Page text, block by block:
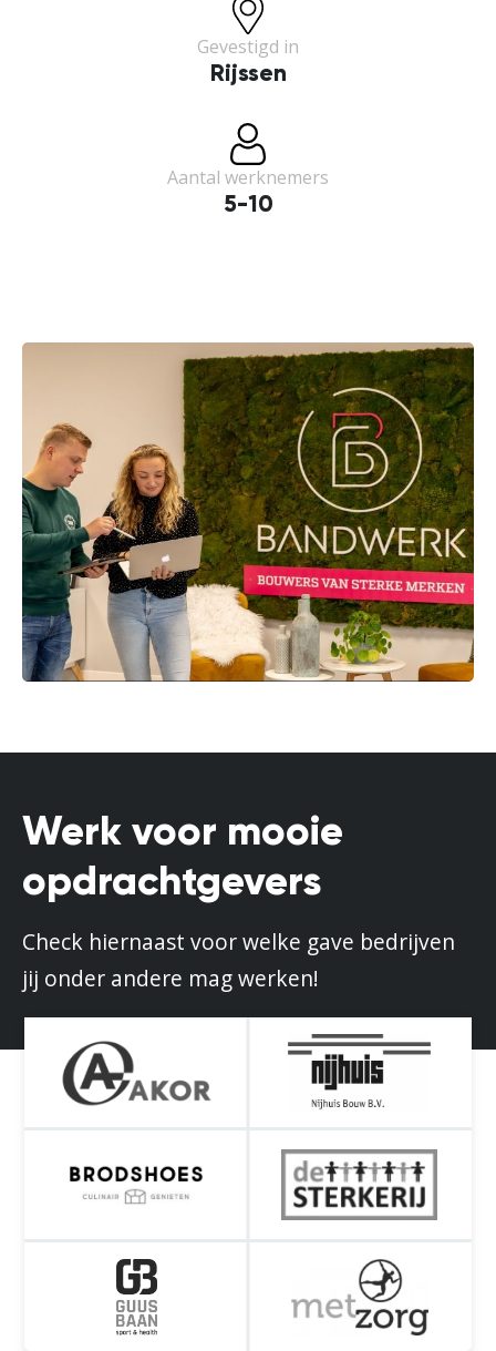
Gevestigd in
Rijssen
Aantal werknemers
5-10
Werk voor mooie
opdrachtgevers
Check hiernaast voor welke gave bedrijven
jij onder andere mag werken!